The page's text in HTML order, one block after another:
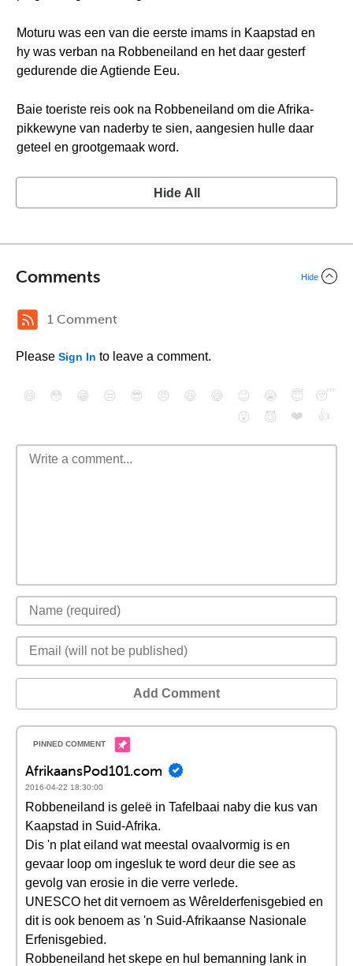
Moturu was een van die eerste imams in Kaapstad en
hy was verban na Robbeneiland en het daar gesterf
gedurende die Agtiende Eeu.
Baie toeriste reis ook na Robbeneiland om die Afrika-
pikkewyne van naderby te sien, aangesien hulle daar
geteel en grootgemaak word.
Hide All
Comments Hide
1 Comment
Please Sign In to leave a comment.
😄 😳 😁 😒 😎 😠 😆 😅 😉 😭 😇
😴
😮
😈 ❤️ 👍
Add Comment
AfrikaansPod101.com
2016-04-22 18:30:00
Robbeneiland is geleë in Tafelbaai naby die kus van
Kaapstad in Suid-Afrika.
Dis 'n plat eiland wat meestal ovaalvormig is en
gevaar loop om ingesluk te word deur die see as
gevolg van erosie in die verre verlede.
UNESCO het dit vernoem as Wêrelderfenisgebied en
dit is ook benoem as 'n Suid-Afrikaanse Nasionale
Erfenisgebied.
Robbeneiland het skepe en hul bemanning lank in